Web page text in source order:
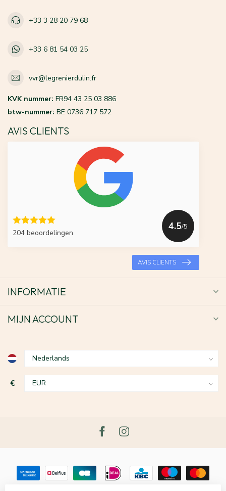
+33 3 28 20 79 68
+33 6 81 54 03 25
vvr@legrenierdulin.fr
KVK nummer: FR94 43 25 03 886
btw-nummer: BE 0736 717 572
AVIS CLIENTS
204 beoordelingen
4.5/5
AVIS CLIENTS
INFORMATIE
MIJN ACCOUNT
€